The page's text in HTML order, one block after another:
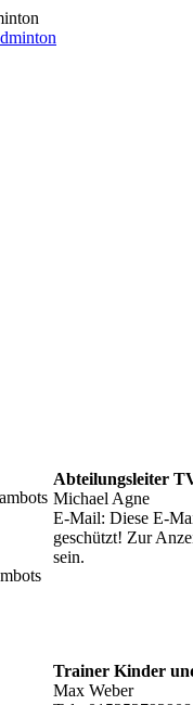
Abteilungsleiter
Michael Agne
E-Mail: Diese E-
geschützt! Zur
sein.
Trainer Kinder
Max Weber